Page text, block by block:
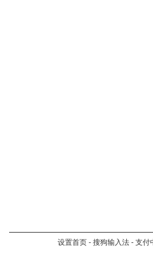
设置首页 - 搜狗输入法 - 支付